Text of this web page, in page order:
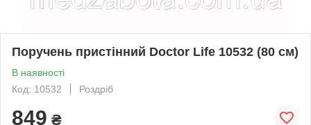
Поручень пристінний Doctor Life 10532 (80 см)
В наявності
Код: 10532
Роздріб
849 ₴